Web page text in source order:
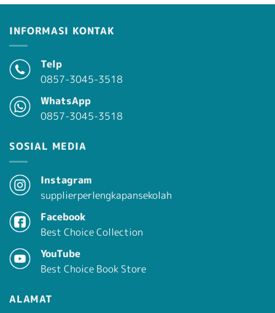
INFORMASI KONTAK
Telp
0857-3045-3518
WhatsApp
0857-3045-3518
SOSIAL MEDIA
Instagram
supplierperlengkapansekolah
Facebook
Best Choice Collection
YouTube
Best Choice Book Store
ALAMAT